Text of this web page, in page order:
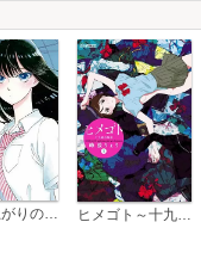
恋は雨上がりのように